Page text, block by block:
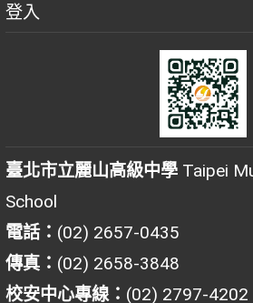
登入
臺北市立麗山高級中學 Taipei
School
電話： (02) 2657-0435
傳真： (02) 2658-3848
校安中心專線： (02) 2797-4202